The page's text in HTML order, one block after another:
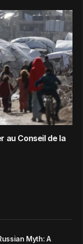
au Conseil de la
Myth: A